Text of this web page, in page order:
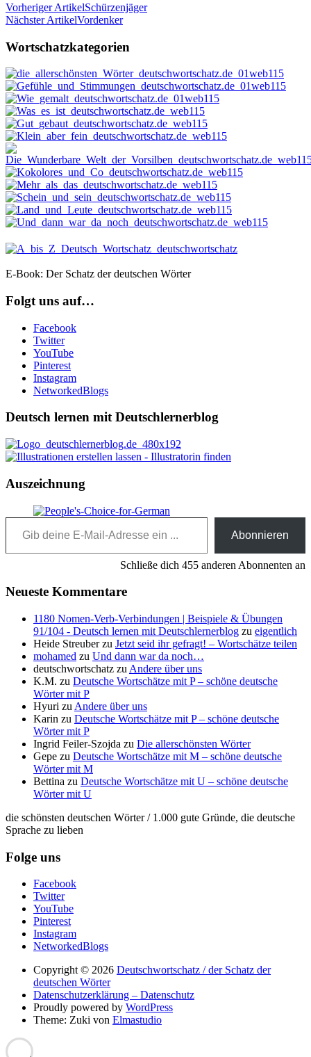
Vorheriger ArtikelSchürzenjäger
Nächster ArtikelVordenker
Wortschatzkategorien
E-Book: Der Schatz der deutschen Wörter
Folgt uns auf…
Facebook
Twitter
YouTube
Pinterest
Instagram
NetworkedBlogs
Deutsch lernen mit Deutschlernerblog
Auszeichnung
Gib deine E-Mail-Adresse ein ...
Abonnieren
Schließe dich 455 anderen Abonnenten an
Neueste Kommentare
1180 Nomen-Verb-Verbindungen | Beispiele & Übungen
91/104 - Deutsch lernen mit Deutschlernerblog zu eigentlich
Heide Streuberzu Jetzt seid ihr gefragt! – Wortschätze teilen
mohamed zu Und dann war da noch…
deutschwortschatz zu Andere über uns
K.M. zu Deutsche Wortschätze mit P – schöne deutsche
Wörter mit P
Hyuri zu Andere über uns
Karin zu Deutsche Wortschätze mit P – schöne deutsche
Wörter mit P
Ingrid Feiler-Szojda zu Die allerschönsten Wörter
Gepe zu Deutsche Wortschätze mit M – schöne deutsche
Wörter mit M
Bettina zu Deutsche Wortschätze mit U – schöne deutsche
Wörter mit U
die schönsten deutschen Wörter / 1.000 gute Gründe, die deutsche
Sprache zu lieben
Folge uns
Facebook
Twitter
YouTube
Pinterest
Instagram
NetworkedBlogs
Copyright © 2026 Deutschwortschatz / der Schatz der
deutschen Wörter
Datenschutzerklärung – Datenschutz
Proudly powered by WordPress
Theme: Zuki von Elmastudio